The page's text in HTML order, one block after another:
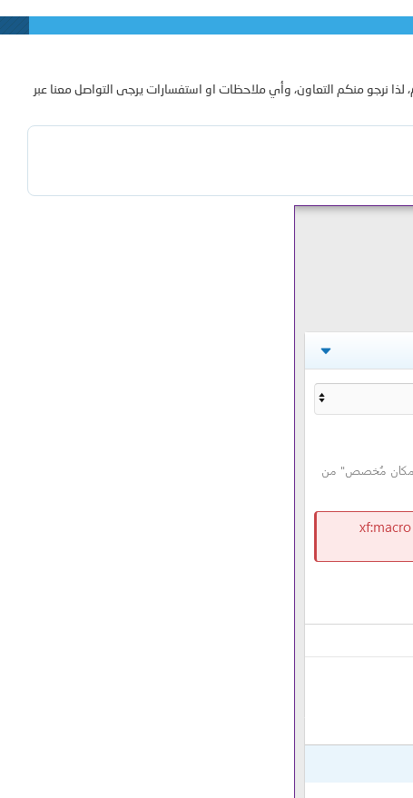
نرجو منكم التعاون، وأي ملاحظات او استفسارات يرجى التواصل معنا عبر